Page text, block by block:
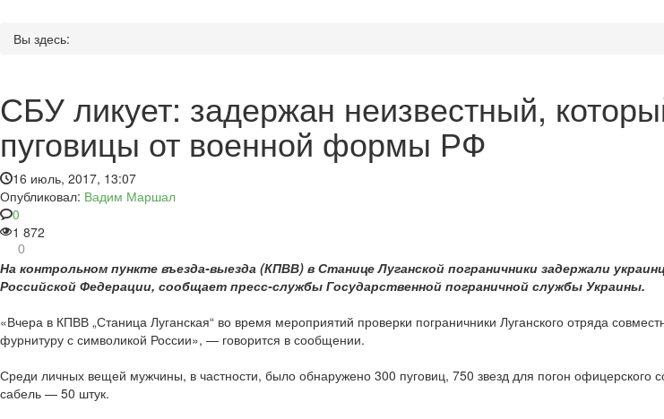
Вы здесь:
СБУ ликует: задержан неизвестный,
пуговицы от военной формы РФ
16 июль, 2017, 13:07
Опубликовал: Вадим Маршал
0
1 872
0
На контрольном пункте въезда-выезда (КПВВ) в Станице Луганской пограничники задержали
Российской Федерации, сообщает пресс-службы Государственной пограничной службы Украины.
«Вчера в КПВВ „Станица Луганская“ во время мероприятий проверки пограничники Луганского отряда
фурнитуру с символикой России», — говорится в сообщении.
Среди личных вещей мужчины, в частности, было обнаружено 300 пуговиц, 750 звезд для погон
сабель — 50 штук.